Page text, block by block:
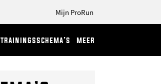
Mijn ProRun
trainingsschema’s meer